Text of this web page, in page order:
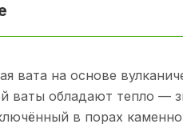
вата на основе
ваты обладают тепло —
в порах